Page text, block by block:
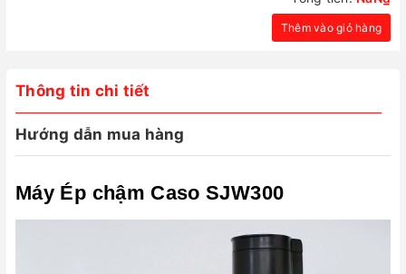
Thêm vào giỏ hàng
Thông tin chi tiết
Hướng dẫn mua hàng
Máy Ép chậm Caso SJW300